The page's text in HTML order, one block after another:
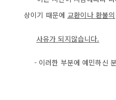
상이기 때문에 교환이나 환불의
사유가 되지않습니다.
- 이러한 부분에 예민하신